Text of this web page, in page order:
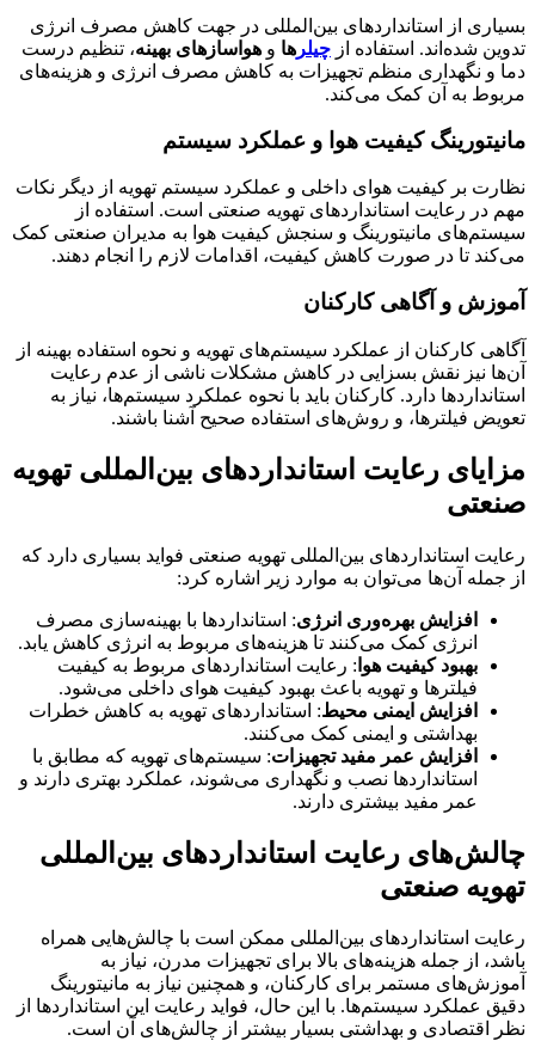
بسیاری از استانداردهای بین‌المللی در جهت کاهش مصرف انرژی
تدوین شده‌اند. استفاده از چیلر ها و هواسازهای بهینه، تنظیم درست
دما و نگهداری منظم تجهیزات به کاهش مصرف انرژی و هزینه‌های
مربوط به آن کمک می‌کند.
مانیتورینگ کیفیت هوا و عملکرد سیستم
نظارت بر کیفیت هوای داخلی و عملکرد سیستم تهویه از دیگر نکات
مهم در رعایت استانداردهای تهویه صنعتی است. استفاده از
سیستم‌های مانیتورینگ و سنجش کیفیت هوا به مدیران صنعتی کمک
می‌کند تا در صورت کاهش کیفیت، اقدامات لازم را انجام دهند.
آموزش و آگاهی کارکنان
آگاهی کارکنان از عملکرد سیستم‌های تهویه و نحوه استفاده بهینه از
آن‌ها نیز نقش بسزایی در کاهش مشکلات ناشی از عدم رعایت
استانداردها دارد. کارکنان باید با نحوه عملکرد سیستم‌ها، نیاز به
تعویض فیلترها، و روش‌های استفاده صحیح آشنا باشند.
مزایای رعایت استانداردهای بین‌المللی تهویه
صنعتی
رعایت استانداردهای بین‌المللی تهویه صنعتی فواید بسیاری دارد که
از جمله آن‌ها می‌توان به موارد زیر اشاره کرد:
افزایش بهره‌وری انرژی: استانداردها با بهینه‌سازی مصرف
انرژی کمک می‌کنند تا هزینه‌های مربوط به انرژی کاهش یابد.
بهبود کیفیت هوا : رعایت استانداردهای مربوط به کیفیت
فیلترها و تهویه باعث بهبود کیفیت هوای داخلی می‌شود.
افزایش ایمنی محیط: استانداردهای تهویه به کاهش خطرات
بهداشتی و ایمنی کمک می‌کنند.
افزایش عمر مفید تجهیزات: سیستم‌های تهویه که مطابق با
استانداردها نصب و نگهداری می‌شوند، عملکرد بهتری دارند و
عمر مفید بیشتری دارند.
چالش‌های رعایت استانداردهای بین‌المللی
تهویه صنعتی
رعایت استانداردهای بین‌المللی ممکن است با چالش‌هایی همراه
باشد، از جمله هزینه‌های بالا برای تجهیزات مدرن، نیاز به
آموزش‌های مستمر برای کارکنان، و همچنین نیاز به مانیتورینگ
دقیق عملکرد سیستم‌ها. با این حال، فواید رعایت این استانداردها از
نظر اقتصادی و بهداشتی بسیار بیشتر از چالش‌های آن است.